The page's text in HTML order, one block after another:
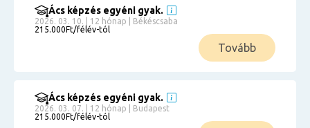
Ács képzés egyéni gyak.
2026. 03. 10. | 12 hónap | Békéscsaba
215.000Ft/félév-tól
Tovább
Ács képzés egyéni gyak.
2026. 03. 07. | 12 hónap | Budapest
215.000Ft/félév-tól